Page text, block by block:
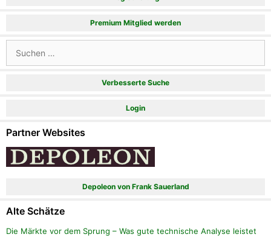
Premium Mitglied werden
nach:
Verbesserte Suche
Login
Partner Websites
Depoleon von Frank Sauerland
Alte Schätze
Die Märkte vor dem Sprung – Was gute technische Analyse leistet